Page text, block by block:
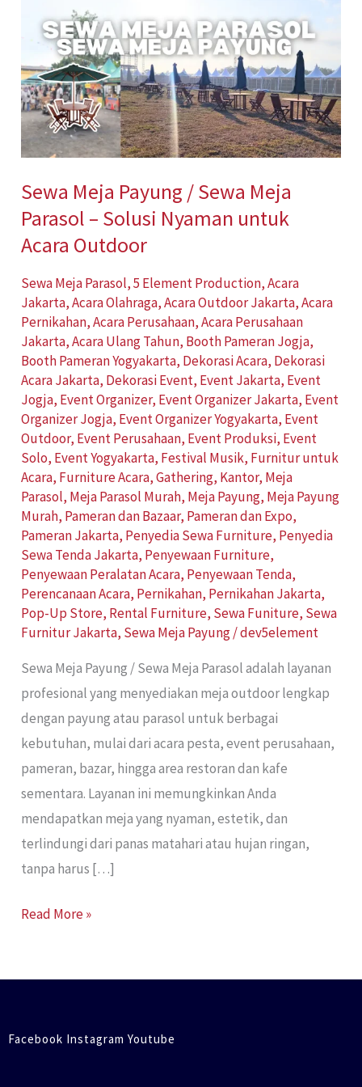
Sewa Meja Payung / Sewa Meja
Parasol – Solusi Nyaman untuk
Acara Outdoor
Sewa Meja Parasol,5 Element Production,Acara
Jakarta,Acara Olahraga,Acara Outdoor Jakarta,Acara
Pernikahan,Acara Perusahaan,Acara Perusahaan
Jakarta,Acara Ulang Tahun, Booth Pameran Jogja,
Booth Pameran Yogyakarta, Dekorasi Acara, Dekorasi
Acara Jakarta, Dekorasi Event, Event Jakarta, Event
Jogja, Event Organizer, Event Organizer Jakarta, Event
Organizer Jogja, Event Organizer Yogyakarta, Event
Outdoor, Event Perusahaan, Event Produksi, Event
Solo, Event Yogyakarta, Festival Musik, Furnitur untuk
Acara, Furniture Acara,Gathering, Kantor, Meja
Parasol, Meja Parasol Murah, Meja Payung, Meja Payung
Murah, Pameran dan Bazaar, Pameran dan Expo,
Pameran Jakarta, Penyedia Sewa Furniture, Penyedia
Sewa Tenda Jakarta, Penyewaan Furniture,
Penyewaan Peralatan Acara, Penyewaan Tenda,
Perencanaan Acara, Pernikahan, Pernikahan Jakarta,
Pop-Up Store, Rental Furniture, Sewa Funiture, Sewa
Furnitur Jakarta, Sewa Meja Payung/dev5element
Sewa Meja Payung / Sewa Meja Parasol adalah layanan
profesional yang menyediakan meja outdoor lengkap
dengan payung atau parasol untuk berbagai
kebutuhan, mulai dari acara pesta, event perusahaan,
pameran, bazar, hingga area restoran dan kafe
sementara. Layanan ini memungkinkan Anda
mendapatkan meja yang nyaman, estetik, dan
terlindungi dari panas matahari atau hujan ringan,
tanpa harus […]
Payung
/
Sewa
Meja
Parasol
Solusi
Nyaman
untuk
Outdoor
Read More »
Facebook Instagram Youtube